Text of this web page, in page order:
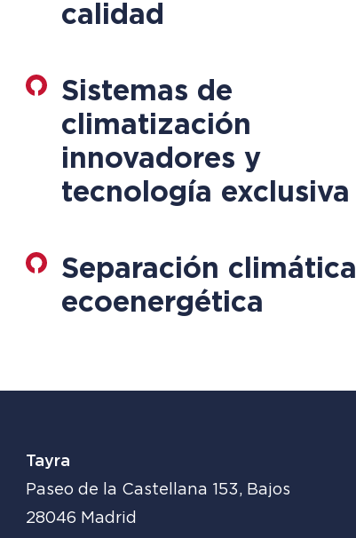
calidad
Sistemas de
climatización
innovadores y
tecnología exclusiva
Separación climática
ecoenergética
Tayra
Paseo de la Castellana 153, Bajos
28046 Madrid